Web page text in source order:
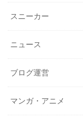
スニーカー
ニュース
ブログ運営
マンガ・アニメ